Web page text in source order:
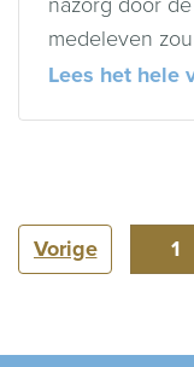
medeleven
Lees het hele
Vorige 1